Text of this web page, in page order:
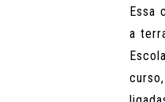
Essa
a